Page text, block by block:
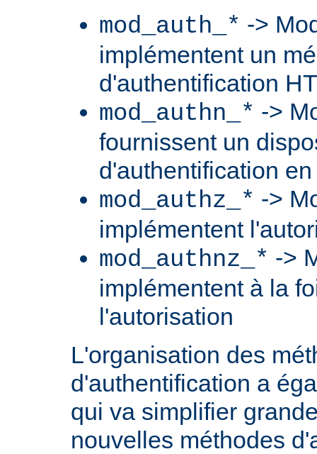
mod_auth_* ->
implémentent un
d'authentification
mod_authn_* ->
fournissent un
d'authentification
mod_authz_* ->
implémentent
mod_authnz_* ->
implémentent à la
l'autorisation
L'organisation des
d'authentification a
qui va simplifier
nouvelles méthodes